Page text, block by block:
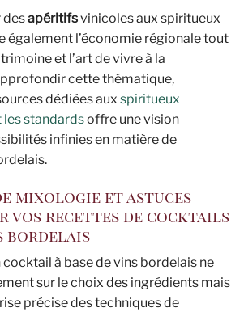
desapéritifsvinicoles aux spiritueux
également l’économie régionale tout
et l’art de vivre à la
cette thématique,
dédiées aux spiritueux
standardsoffre une vision
infinies en matière de
mixologie et astuces
vos recettes de cocktails
bordelais
à base de vins bordelais ne
sur le choix des ingrédients mais
précise des techniques de